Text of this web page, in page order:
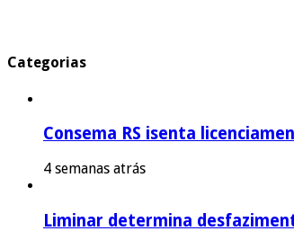
Categorias
Consema RS isenta
4 semanas atrás
Liminar determina